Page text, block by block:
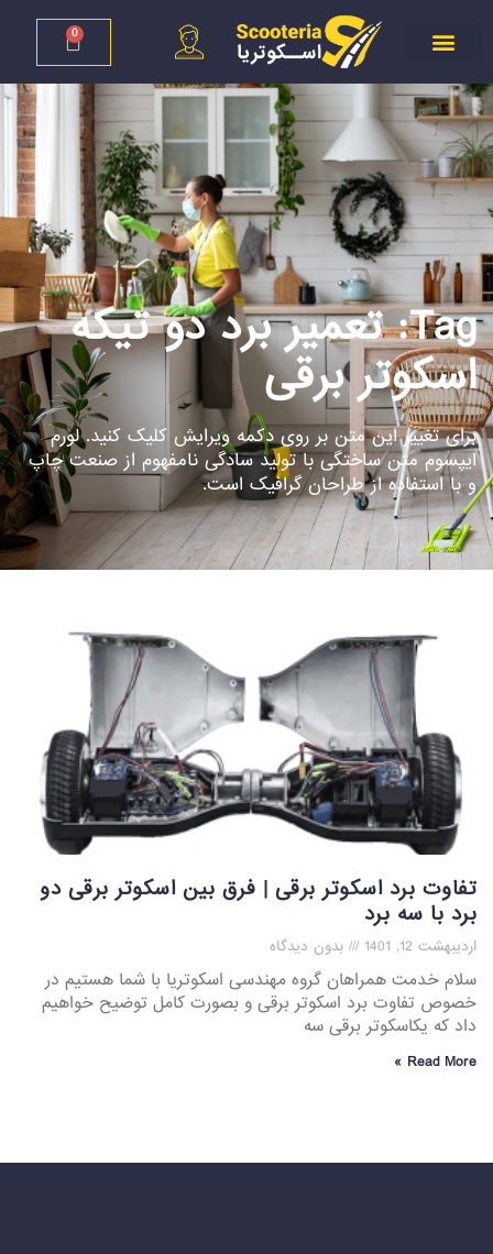
0
Tag: تعمیر برد دو تیکه
اسکوتر برقی
برای تغییر این متن بر روی دکمه ویرایش کلیک کنید. لورم
ایپسوم متن ساختگی با تولید سادگی نامفهوم از صنعت چاپ
و با استفاده از طراحان گرافیک است.
تفاوت برد اسکوتر برقی | فرق بین اسکوتر برقی دو
برد با سه برد
اردیبهشت 12, 1401 بدون دیدگاه
سلام خدمت همراهان گروه مهندسی اسکوتریا با شما هستیم در
خصوص تفاوت برد اسکوتر برقی و بصورت کامل توضیح خواهیم
داد که یکاسکوتر برقی سه
Read More »